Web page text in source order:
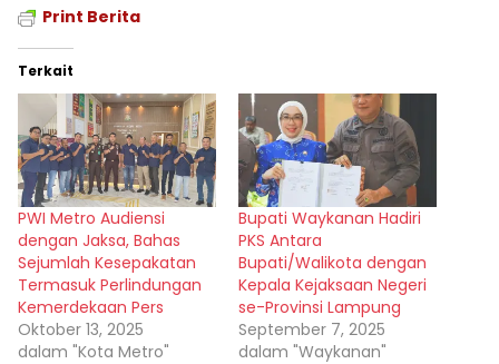
Print Berita
Terkait
PWI Metro Audiensi
dengan Jaksa, Bahas
Sejumlah Kesepakatan
Termasuk Perlindungan
Kemerdekaan Pers
Oktober 13, 2025
dalam "Kota Metro"
Bupati Waykanan Hadiri
PKS Antara
Bupati/Walikota dengan
Kepala Kejaksaan Negeri
se-Provinsi Lampung
September 7, 2025
dalam "Waykanan"